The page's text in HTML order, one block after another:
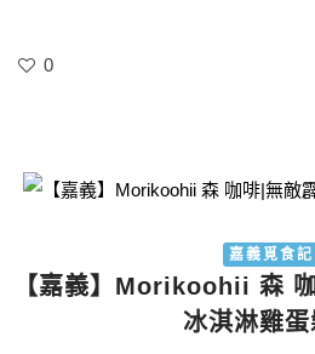
0
嘉義覓食記
【嘉義】Morikoohii 森
冰淇淋雞蛋